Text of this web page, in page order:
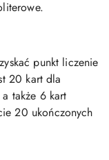
punkt liczenie
20 kart dla
także 6 kart
20 ukończonych